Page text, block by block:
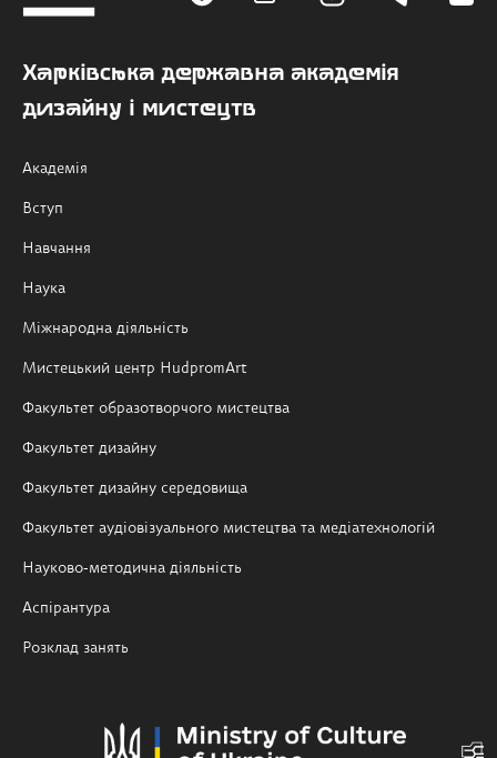
Харківська державна академія
дизайну і мистецтв
Академія
Вступ
Навчання
Наука
Міжнародна діяльність
Мистецький центр HudpromArt
Факультет образотворчого мистецтва
Факультет дизайну
Факультет дизайну середовища
Факультет аудіовізуального мистецтва та медіатехнологій
Науково-методична діяльність
Аспірантура
Розклад занять